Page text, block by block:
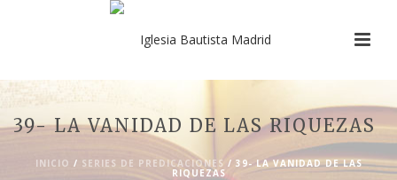
39- LA VANIDAD DE LAS RIQUEZAS
INICIO / SERIES DE PREDICACIONES / 39- LA VANIDAD DE LAS
RIQUEZAS